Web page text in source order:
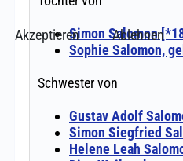
Akzeptieren
Ablehnen